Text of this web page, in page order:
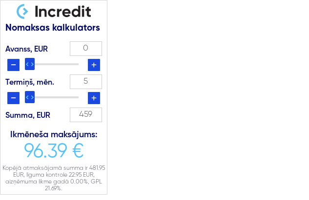
Nomaksas kalkulators
Avanss, EUR
Termiņš, mēn.
Summa, EUR
Ikmēneša maksājums:
96.39 €
Kopējā atmaksājamā summa ir 481.95
EUR, līguma kontrole 22.95EUR,
aizņēmuma likme gadā 0.00%, GPL
21.69%.